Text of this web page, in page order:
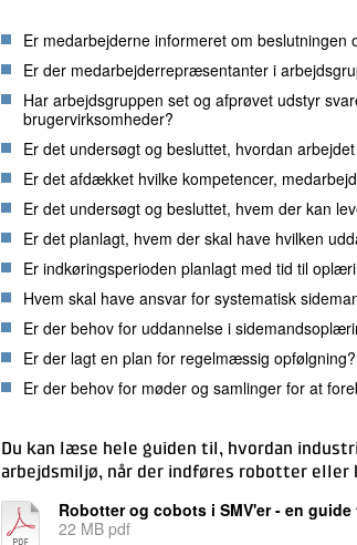
Er medarbejderne informeret om beslutningen
Er der medarbejderrepræsentanter i
Har arbejdsgruppen set og afprøvet udstyr
brugervirksomheder?
Er det undersøgt og besluttet, hvordan
Er det afdækket hvilke kompetencer,
Er det undersøgt og besluttet, hvem der kan
Er det planlagt, hvem der skal have hvilken
Er indkøringsperioden planlagt med tid til
Hvem skal have ansvar for systematisk
Er der behov for uddannelse i
Er der lagt en plan for regelmæssig opfølgning?
Er der behov for møder og samlinger for at
Du kan læse hele guiden til, hvordan
arbejdsmiljø, når der indføres robotter
Robotter og cobots i SMV'er - en
22 MB pdf